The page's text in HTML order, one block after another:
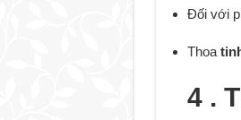
Đối với
Thoa
4 .